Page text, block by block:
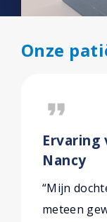
Onze
format_quote
Ervaring
Nancy
“Mijn
meteen